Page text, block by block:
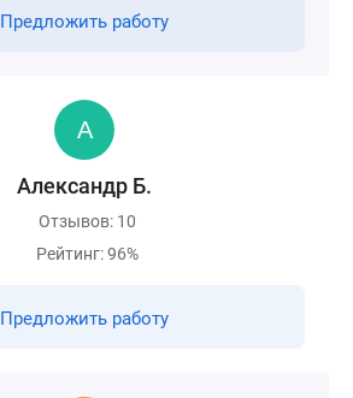
Предложить работу
Александр Б.
Отзывов: 10
Рейтинг: 96%
Предложить работу